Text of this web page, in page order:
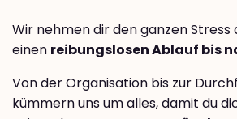
Wir nehmen dir den ganzen Stress
einen reibungslosen Ablauf bis
Von der Organisation bis zur
kümmern uns um alles, damit du